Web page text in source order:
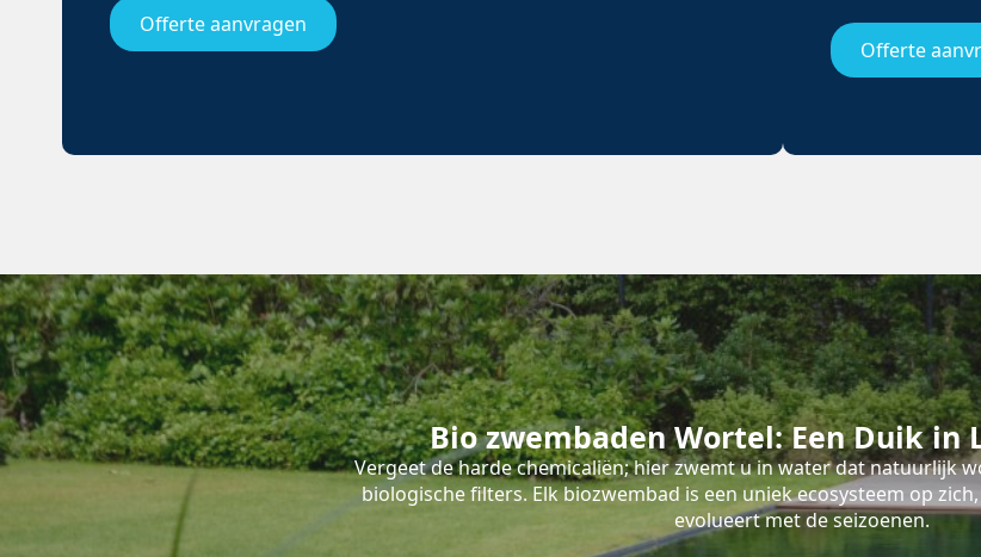
Offerte aanvragen
Offerte
Bio zwembaden Wortel: Een Duik in
Vergeet de harde chemicaliën; hier zwemt u in water dat natuurlijk
biologische filters. Elk biozwembad is een uniek ecosysteem op
evolueert met de seizoenen.